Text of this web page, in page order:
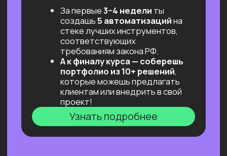
А еще — просто поддерживаем
и не даем слиться!)
Результат: первый заказ!
«Безопасная сделка»
Фиксируем объём работ и оплату,
решаем юридическую часть.
Результат: минимум рисков,
максимум фокуса на задаче.
Готовимся к интервью и тех.